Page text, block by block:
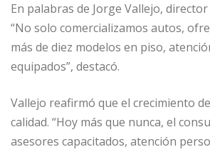
En palabras de Jorge Vallejo,
“No solo comercializamos autos,
más de diez modelos en piso,
equipados”, destacó.
Vallejo reafirmó que el crecimiento
calidad. “Hoy más que nunca, el
asesores capacitados, atención